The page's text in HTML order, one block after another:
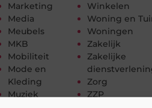
Marketing
Media
Meubels
MKB
Mobiliteit
Mode en
Kleding
Muziek
Winkelen
Woning en
Woningen
Zakelijk
Zakelijke
Zorg
ZZP